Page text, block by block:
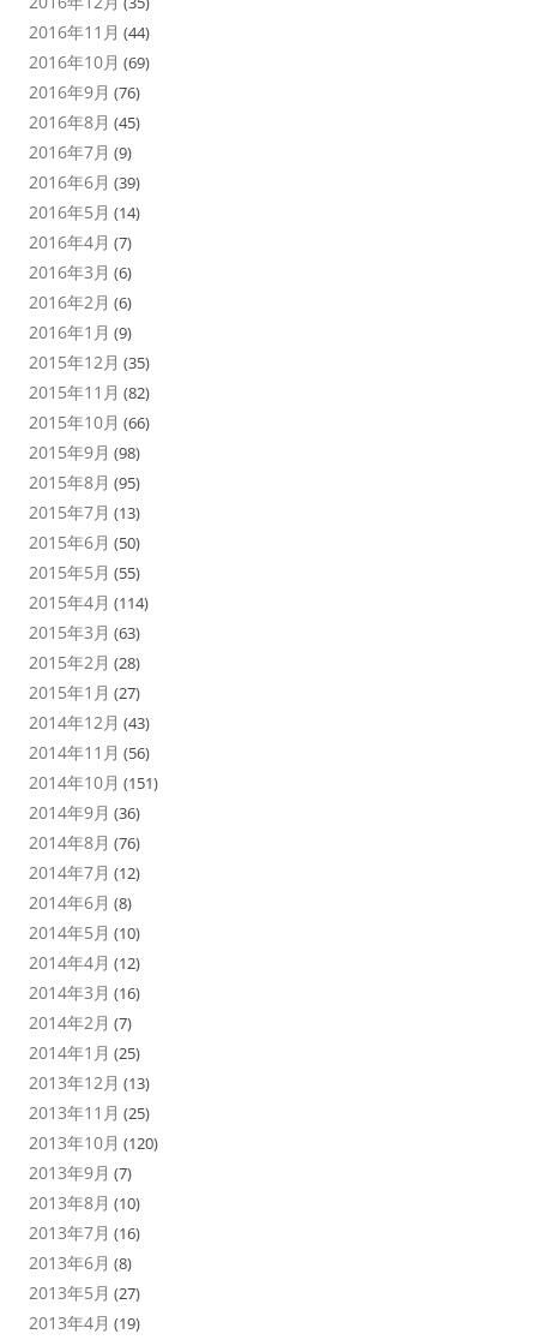
2016年11月 (44)
2016年10月 (69)
2016年9月 (76)
2016年8月 (45)
2016年7月 (9)
2016年6月 (39)
2016年5月 (14)
2016年4月 (7)
2016年3月 (6)
2016年2月 (6)
2016年1月 (9)
2015年12月 (35)
2015年11月 (82)
2015年10月 (66)
2015年9月 (98)
2015年8月 (95)
2015年7月 (13)
2015年6月 (50)
2015年5月 (55)
2015年4月 (114)
2015年3月 (63)
2015年2月 (28)
2015年1月 (27)
2014年12月 (43)
2014年11月 (56)
2014年10月 (151)
2014年9月 (36)
2014年8月 (76)
2014年7月 (12)
2014年6月 (8)
2014年5月 (10)
2014年4月 (12)
2014年3月 (16)
2014年2月 (7)
2014年1月 (25)
2013年12月 (13)
2013年11月 (25)
2013年10月 (120)
2013年9月 (7)
2013年8月 (10)
2013年7月 (16)
2013年6月 (8)
2013年5月 (27)
2013年4月 (19)